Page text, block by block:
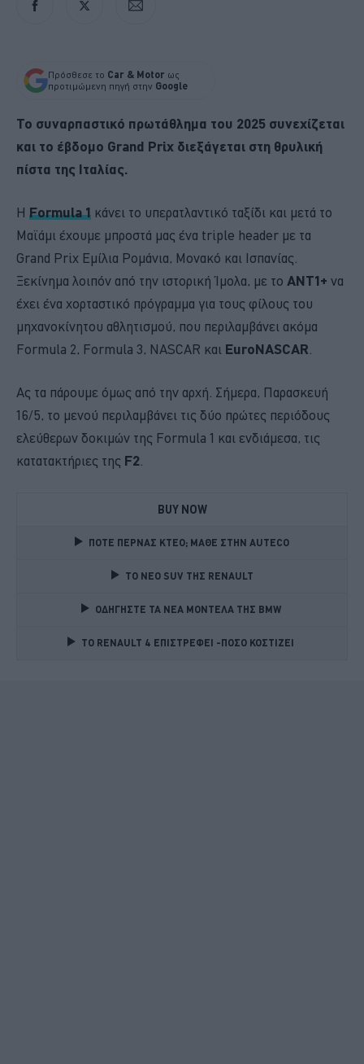
Πρόσθεσε το Car & Motor ως
προτιμώμενη πηγή στην Google
Το συναρπαστικό πρωτάθλημα του 2025 συνεχίζεται
και το έβδομο Grand Prix διεξάγεται στη θρυλική
πίστα της Ιταλίας.
Η Formula 1 κάνει το υπερατλαντικό ταξίδι και μετά το
Μαϊάμι έχουμε μπροστά μας ένα triple header με τα
Grand Prix Εμίλια Ρομάνια, Μονακό και Ισπανίας.
Ξεκίνημα λοιπόν από την ιστορική Ίμολα, με το ΑΝΤ1+ να
έχει ένα χορταστικό πρόγραμμα για τους φίλους του
μηχανοκίνητου αθλητισμού, που περιλαμβάνει ακόμα
Formula 2, Formula 3, NASCAR και EuroNASCAR
Ας τα πάρουμε όμως από την αρχή. Σήμερα, Παρασκευή
16/5, το μενού περιλαμβάνει τις δύο πρώτες περιόδους
ελεύθερων δοκιμών της Formula 1 και ενδιάμεσα, τις
κατατακτήριες της F2
BUY NOW
ΠΟΤΕ ΠΕΡΝΑΣ ΚΤΕΟ; ΜΑΘΕ ΣΤΗΝ ΑUTECO
TO NEO SUV ΤΗΣ RENAULT
ΟΔΗΓΗΣΤΕ ΤΑ ΝΕΑ ΜΟΝΤΕΛΑ ΤΗΣ BMW
TO RENAULT 4 ΕΠΙΣΤΡΕΦΕΙ -ΠΟΣΟ ΚΟΣΤΙΖΕΙ